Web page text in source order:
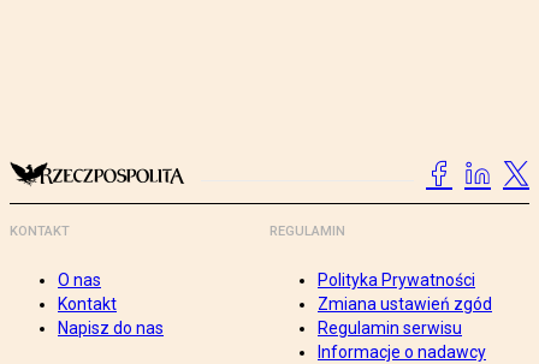
KONTAKT
O nas
Kontakt
Napisz do nas
REGULAMIN
Polityka Prywatności
Zmiana ustawień zgód
Regulamin serwisu
Informacje o nadawcy